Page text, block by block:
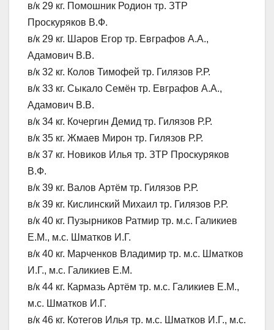
в/к 29 кг. Помошник Родион тр. ЗТР
Проскуряков В.Ф.
в/к 29 кг. Шаров Егор тр. Евграфов А.А.,
Адамович В.В.
в/к 32 кг. Колов Тимофей тр. Гилязов Р.Р.
в/к 33 кг. Сыкало Семён тр. Евграфов А.А.,
Адамович В.В.
в/к 34 кг. Кочергин Демид тр. Гилязов Р.Р.
в/к 35 кг. Жмаев Мирон тр. Гилязов Р.Р.
в/к 37 кг. Новиков Илья тр. ЗТР Проскуряков
В.Ф.
в/к 39 кг. Валов Артём тр. Гилязов Р.Р.
в/к 39 кг. Кислинский Михаил тр. Гилязов Р.Р.
в/к 40 кг. Пузырников Ратмир тр. м.с. Галикиев
Е.М., м.с. Шматков И.Г.
в/к 40 кг. Марченков Владимир тр. м.с. Шматков
И.Г., м.с. Галикиев Е.М.
в/к 44 кг. Кармазь Артём тр. м.с. Галикиев Е.М.,
м.с. Шматков И.Г.
в/к 46 кг. Котегов Илья тр. м.с. Шматков И.Г., м.с.